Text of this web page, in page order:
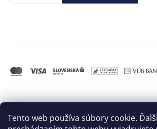
Tento web používa súbory cookie.